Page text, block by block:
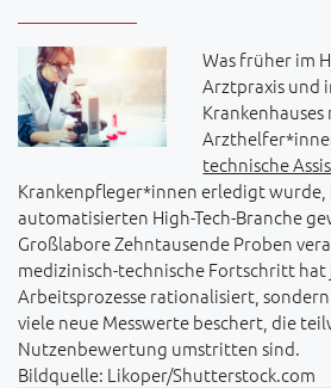
Was früher im
Arztpraxis und
technische
Krankenpfleger*innen erledigt wurde,
automatisierten High-Tech-Branche
Großlabore Zehntausende Proben
medizinisch-technische Fortschritt
Arbeitsprozesse rationalisiert,
viele neue Messwerte beschert, die
Nutzenbewertung umstritten sind.
Bildquelle: Likoper/Shutterstock.com